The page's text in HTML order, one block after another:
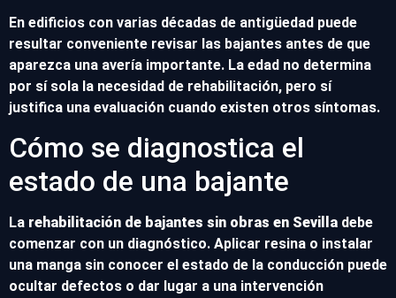
En edificios con varias décadas de antigüedad puede
resultar conveniente revisar las bajantes antes de que
aparezca una avería importante. La edad no determina
por sí sola la necesidad de rehabilitación, pero sí
justifica una evaluación cuando existen otros síntomas.
Cómo se diagnostica el
estado de una bajante
La rehabilitación de bajantes sin obras en Sevilla debe
comenzar con un diagnóstico. Aplicar resina o instalar
una manga sin conocer el estado de la conducción puede
ocultar defectos o dar lugar a una intervención